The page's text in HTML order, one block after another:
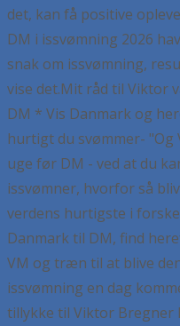
det, kan få positive
DM i issvømning 2026
snak om issvømning,
vise det.Mit råd til Viktor
DM * Vis Danmark og
hurtigt du svømmer- "Og
uge før DM - ved at du
issvømner, hvorfor så
verdens hurtigste i
Danmark til DM, find
VM og træn til at blive
issvømning en dag
tillykke til Viktor Bregner